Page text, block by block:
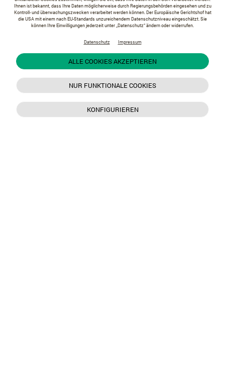
Ihnen ist bekannt, dass Ihre Daten möglicherweise durch Regierungsbehörden eingesehen und zu
Kontroll- und überwachungszwecken verarbeitet werden können. Der Europäische Gerichtshof hat
die USA mit einem nach EU-Standards unzureichendem Datenschutzniveau eingeschätzt. Sie
können Ihre Einwilligungen jederzeit unter „Datenschutz“ ändern oder widerrufen.
Datenschutz Impressum
ALLE COOKIES AKZEPTIEREN
NUR FUNKTIONALE COOKIES
KONFIGURIEREN